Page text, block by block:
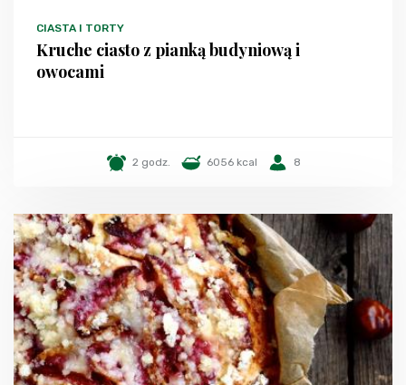
CIASTA I TORTY
Kruche ciasto z pianką budyniową i
owocami
2 godz. 6056 kcal 8